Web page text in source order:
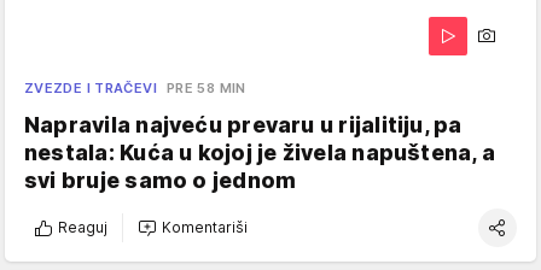
ZVEZDE I TRAČEVI PRE 58 MIN
Napravila najveću prevaru u rijalitiju, pa
nestala: Kuća u kojoj je živela napuštena, a
svi bruje samo o jednom
Reaguj Komentariši